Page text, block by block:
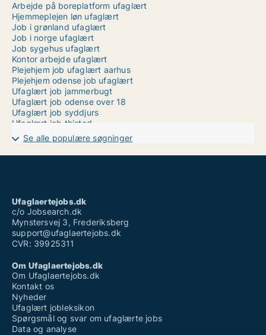
Arbejde på boreplatform ufaglært
Hjemmeplejen løn ufaglært
Job i grønland ufaglært
Job i norge ufaglært
Job sygehus ufaglært
Kontor arbejde ufaglært
Plejehjem job ufaglært aarhus
Plejehjem odense job ufaglært
Ufaglært job jammerbugt
Ufaglært job odense over 18
Ufaglært job syddjurs
Ufaglært job thisted
Ufaglært kontorarbejde
Ufaglært lærervikar job
Ufaglært maskinfører
Ufaglært stilladsarbejder
Ufaglært vikar
Se alle populære søgninger
Ufaglaertejobs.dk
c/o Jobsearch.dk
Mynstersvej 3, Frederiksberg
support@ufaglaertejobs.dk
CVR: 39925311
Om Ufaglaertejobs.dk
Om Ufaglaertejobs.dk
Kontakt os
Nyheder
Ufaglært jobleksikon
Spørgsmål og svar om ufaglærte jobs
Data og analyse